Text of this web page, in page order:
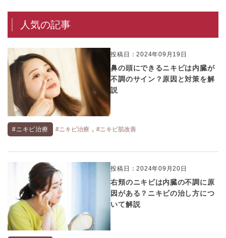
人気の記事
投稿日：2024年09月19日
鼻の頭にできるニキビは内臓が
不調のサイン？原因と対策を解
説
#ニキビ治療 #ニキビ治療 , #ニキビ肌改善
投稿日：2024年09月20日
右頬のニキビは内臓の不調に原
因がある？ニキビの治し方につ
いて解説